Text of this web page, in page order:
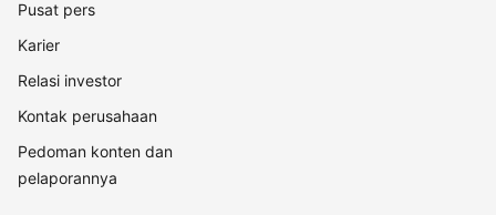
Pusat pers
Karier
Relasi investor
Kontak perusahaan
Pedoman konten dan
pelaporannya